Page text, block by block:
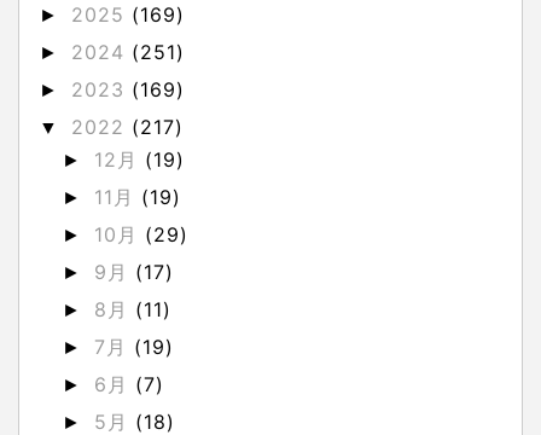
► 2025 (169)
► 2024 (251)
► 2023 (169)
▼ 2022 (217)
► 12月 (19)
► 11月 (19)
► 10月 (29)
► 9月 (17)
► 8月 (11)
► 7月 (19)
► 6月 (7)
► 5月 (18)